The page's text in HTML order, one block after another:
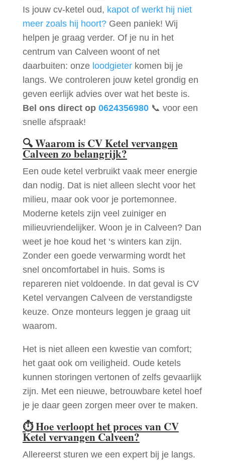
Is jouw cv-ketel oud, kapot of werkt hij niet
meer zoals hij hoort?Geen paniek! Wij
helpen je graag verder. Of je nu in het
centrum van Calveen woont of net
daarbuiten: onze loodgieterkomen bij je
langs. We controleren jouw ketel grondig en
geven eerlijk advies over wat het beste is.
Bel ons direct op 0624356980📞 voor een
snelle afspraak!
🔍Waarom is CV Ketel vervangen
Calveen zo belangrijk?
Een oude ketel verbruikt vaak meer energie
dan nodig. Dat is niet alleen slecht voor het
milieu, maar ook voor je portemonnee.
Moderne ketels zijn veel zuiniger en
milieuvriendelijker. Woon je in Calveen? Dan
weet je hoe koud het ‘s winters kan zijn.
Zonder een goede verwarming wordt het
snel oncomfortabel in huis. Soms is
repareren niet voldoende. In dat geval is CV
Ketel vervangen Calveen de verstandigste
keuze. Onze monteurs leggen je graag uit
waarom.
Het is niet alleen een kwestie van comfort;
het gaat ook om veiligheid. Oude ketels
kunnen storingen vertonen of zelfs gevaarlijk
zijn. Met een nieuwe, betrouwbare ketel hoef
je je daar geen zorgen meer over te maken.
⏱Hoe verloopt het proces van CV
Ketel vervangen Calveen?
Allereerst sturen we een expert bij je langs.